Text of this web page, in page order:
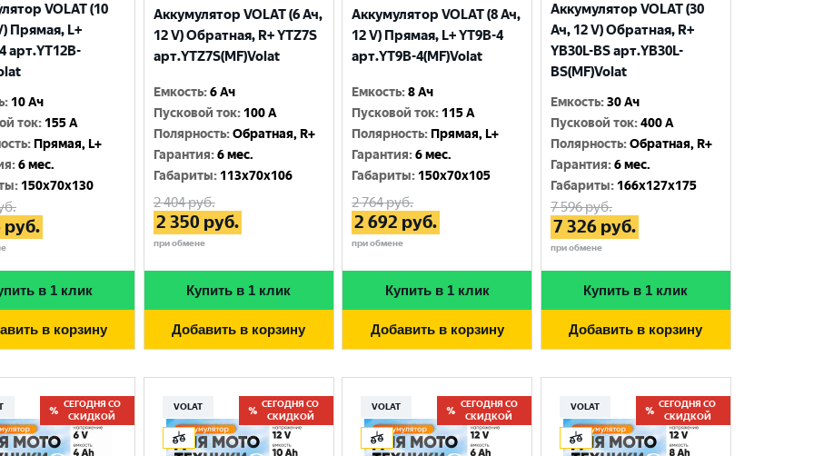
VOLAT (10
Прямая, L+
арт.YT12B-
: 10 Ач
ток: 155 A
: Прямая, L+
:6 мес.
: 150x70x130
руб.
в 1 клик
в корзину
Аккумулятор VOLAT (6 Ач,
12 V) Обратная, R+ YTZ7S
арт.YTZ7S(MF)Volat
Емкость:6 Ач
Пусковой ток: 100 A
Полярность:Обратная, R+
Гарантия:6 мес.
Габариты: 113x70x106
2 404руб.
2 350 руб.
при обмене
Купить в 1 клик
Добавить в корзину
Аккумулятор VOLAT (8 Ач,
12 V) Прямая, L+ YT9B-4
арт.YT9B-4(MF)Volat
Емкость:8 Ач
Пусковой ток: 115 A
Полярность: Прямая, L+
Гарантия:6 мес.
Габариты: 150x70x105
2 764руб.
2 692 руб.
при обмене
Купить в 1 клик
Добавить в корзину
Аккумулятор VOLAT (30
Ач, 12 V) Обратная, R+
YB30L-BS арт.YB30L-
BS(MF)Volat
Емкость:30 Ач
Пусковой ток:400 A
Полярность:Обратная, R+
Гарантия:6 мес.
Габариты: 166x127x175
7 596руб.
7 326руб.
при обмене
Купить в 1 клик
Добавить в корзину
СЕГОДНЯ СО
СКИДКОЙ
VOLAT
СЕГОДНЯ СО
СКИДКОЙ
VOLAT
СЕГОДНЯ СО
СКИДКОЙ
VOLAT
СЕГОДНЯ СО
СКИДКОЙ